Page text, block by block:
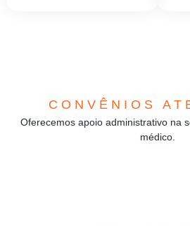
CONVÊNIOS
Oferecemos apoio administrativo na
médico.